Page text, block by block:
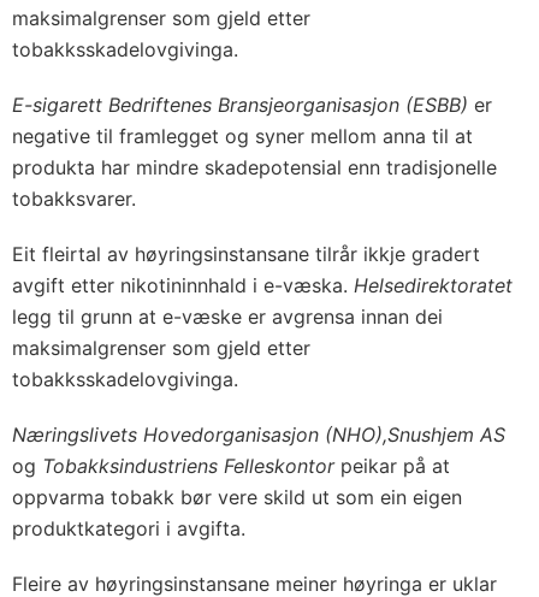
maksimalgrenser som gjeld etter
tobakksskadelovgivinga.
E-sigarett Bedriftenes Bransjeorganisasjon (ESBB) er
negative til framlegget og syner mellom anna til at
produkta har mindre skadepotensial enn tradisjonelle
tobakksvarer.
Eit fleirtal av høyringsinstansane tilrår ikkje gradert
avgift etter nikotininnhald i e-væska. Helsedirektoratet
legg til grunn at e-væske er avgrensa innan dei
maksimalgrenser som gjeld etter
tobakksskadelovgivinga.
Næringslivets Hovedorganisasjon (NHO),Snushjem AS
og Tobakksindustriens Felleskontorpeikar på at
oppvarma tobakk bør vere skild ut som ein eigen
produktkategori i avgifta.
Fleire av høyringsinstansane meiner høyringa er uklar